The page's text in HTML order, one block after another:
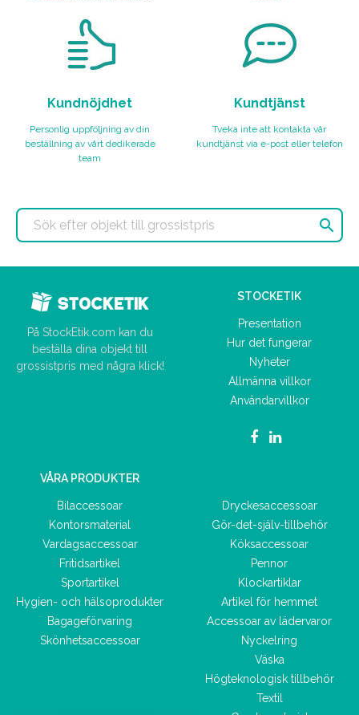
Kundnöjdhet
Personlig uppföljning av din
beställning av vårt dedikerade
team
Kundtjänst
Tveka inte att kontakta vår
kundtjänst via e-post eller telefon

På StockEtik.com kan du
beställa dina objekt till
grossistpris med några klick!
STOCKETIK
Presentation
Hur det fungerar
Nyheter
Allmänna villkor
Användarvillkor
VÅRA PRODUKTER
Bilaccessoar
Kontorsmaterial
Vardagsaccessoar
Fritidsartikel
Sportartikel
Hygien- och hälsoprodukter
Bagageförvaring
Skönhetsaccessoar
Dryckesaccessoar
Gör-det-själv-tillbehör
Köksaccessoar
Pennor
Klockartiklar
Artikel för hemmet
Accessoar av lädervaror
Nyckelring
Väska
Högteknologisk tillbehör
Textil